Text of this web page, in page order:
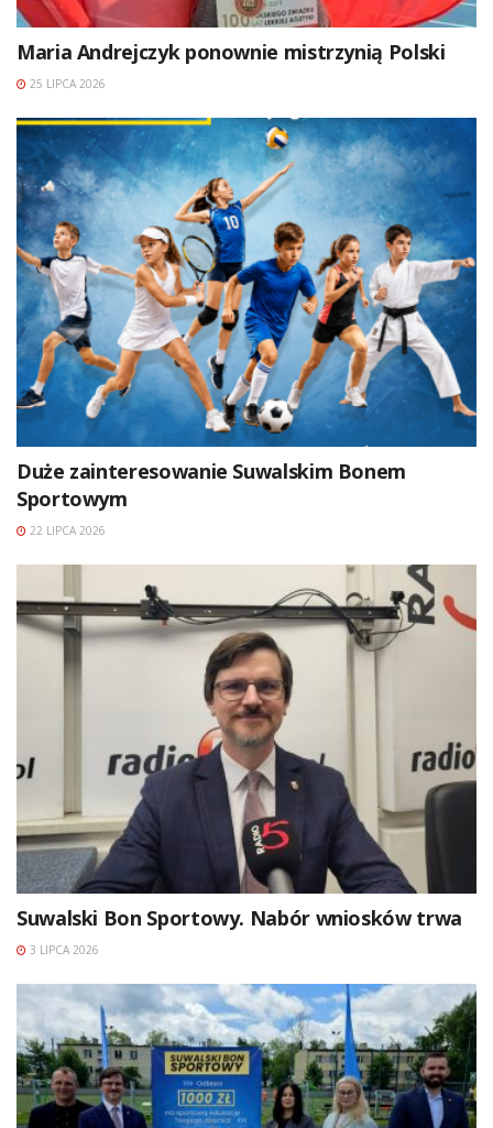
Maria Andrejczyk ponownie mistrzynią Polski
25 LIPCA 2026
Duże zainteresowanie Suwalskim Bonem
Sportowym
22 LIPCA 2026
Suwalski Bon Sportowy. Nabór wniosków trwa
3 LIPCA 2026